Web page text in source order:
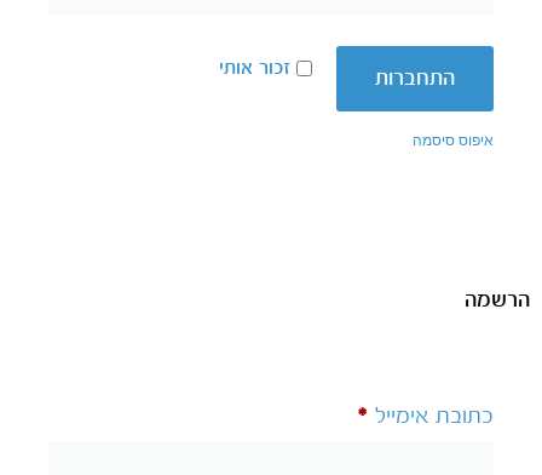
זכור אותי התחברות
איפוס סיסמה
הרשמה
כתובת אימייל *